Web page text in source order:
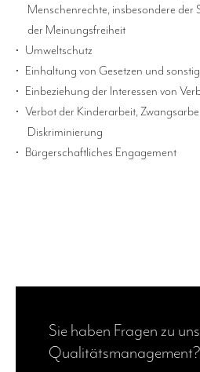
Menschenrechte, insbesondere der
der Meinungsfreiheit
Umweltschutz
Einhaltung von Gesetzen und
Einbeziehung der Interessen von
Verbot der Kinderarbeit,
Diskriminierung
Bürgerschaftliches Engagement
Sie haben Fragen zu
Qualitätsmanagement?